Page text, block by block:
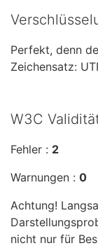
Perfekt, denn
Zeichensatz:
W3C
Fehler : 2
Warnungen : 0
Achtung!
nicht nur für